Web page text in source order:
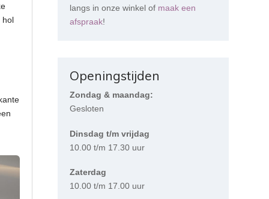
hol
langs in onze winkel of maak een
afspraak!
Openingstijden
Zondag & maandag:
Gesloten
Dinsdag t/m vrijdag
10.00 t/m 17.30 uur
Zaterdag
10.00 t/m 17.00 uur